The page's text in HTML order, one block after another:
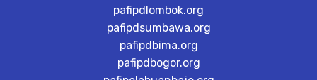
pafipdlombok.org
pafipdsumbawa.org
pafipdbima.org
pafipdbogor.org